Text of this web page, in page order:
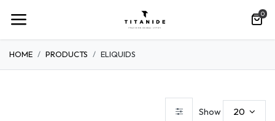
0
HOME PRODUCTS ELIQUIDS
Show 20